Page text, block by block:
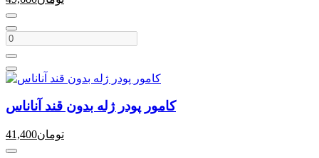
کامور پودر ژله بدون قند آناناس
41,400تومان